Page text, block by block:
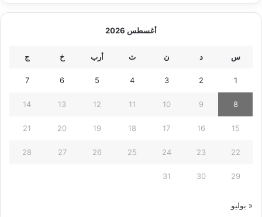
أغسطس 2026
س د ن ث أرب خ ج
1
2
3
4
5
6
7
8
9
10
11
12
13
14
15
16
17
18
19
20
21
22
23
24
25
26
27
28
29
30
31
« يوليو